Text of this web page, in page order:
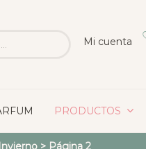
Mi cuenta
PRODUCTOS
> Página 2